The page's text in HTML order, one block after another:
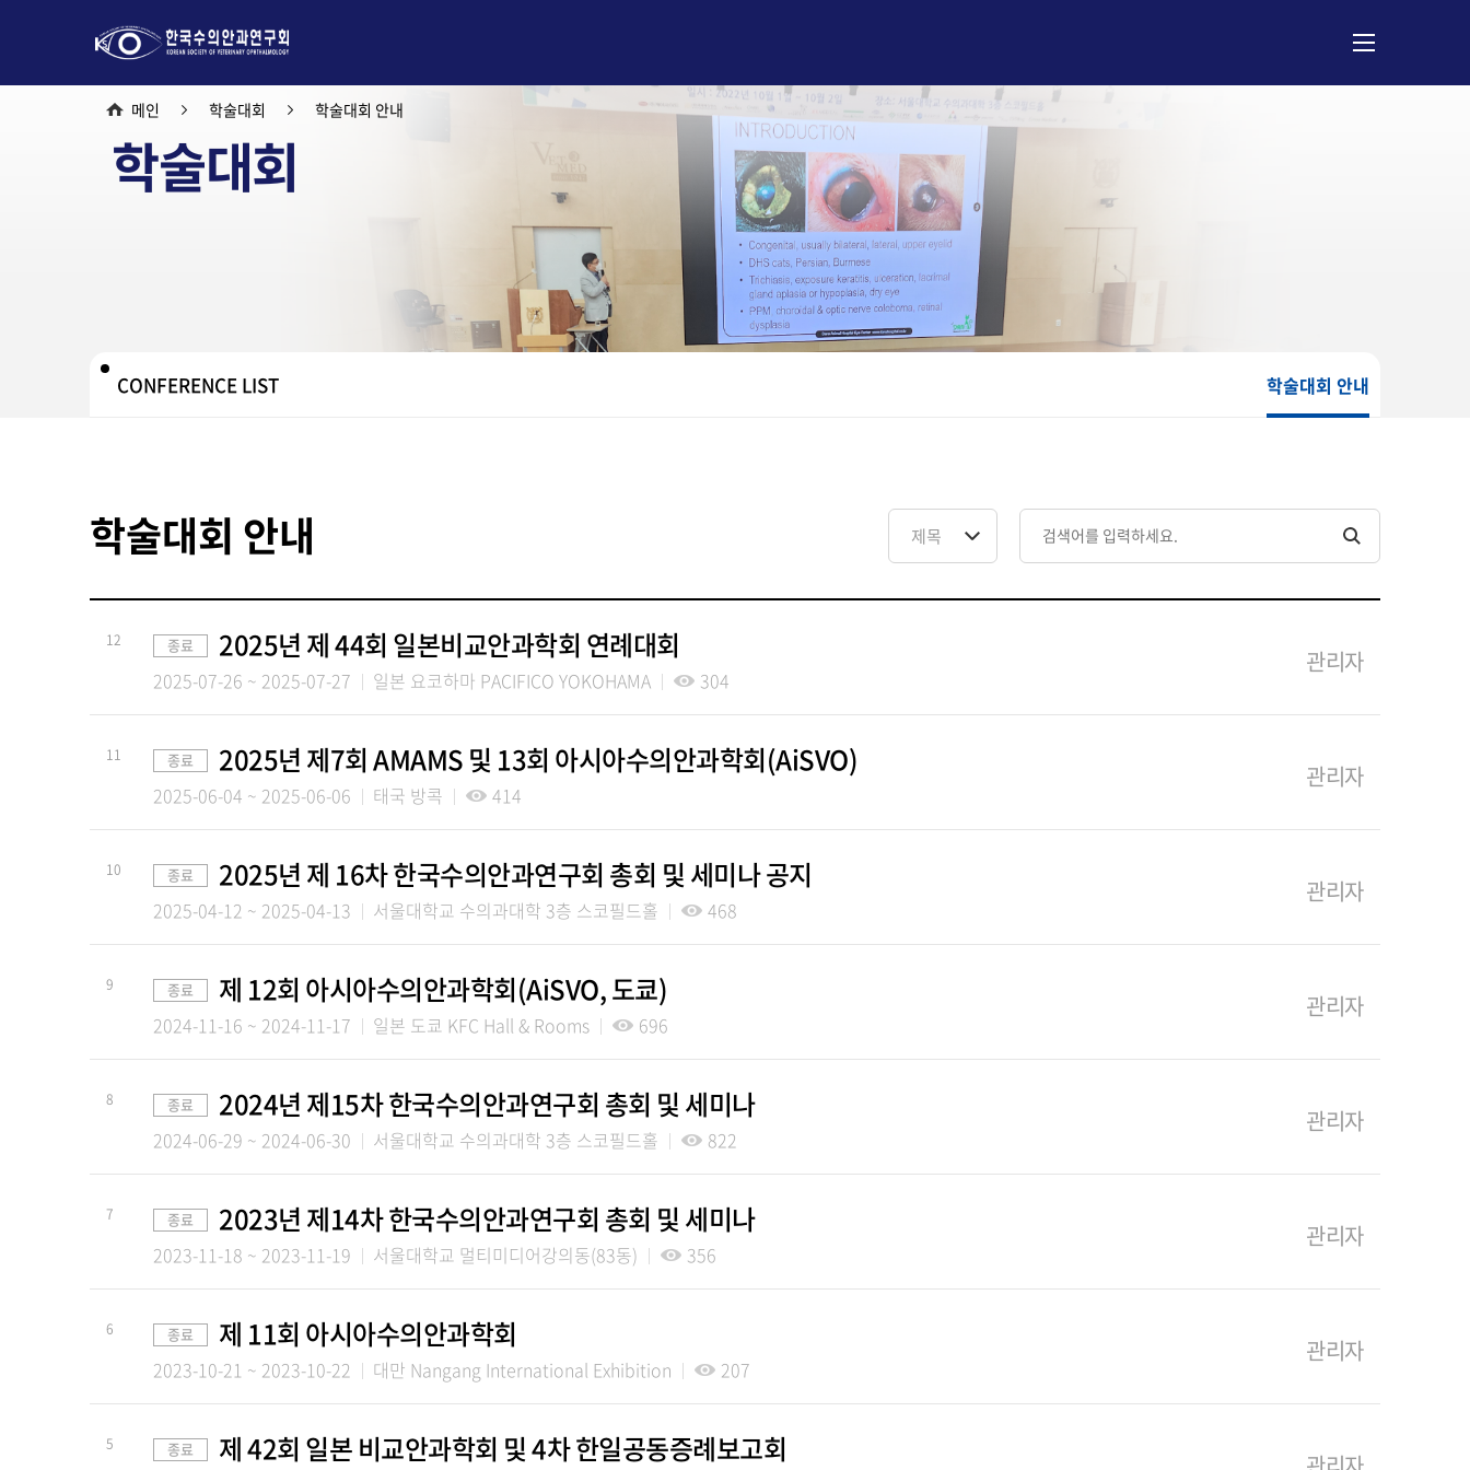
메인 학술대회 학술대회 안내
학술대회
CONFERENCE LIST 학술대회 안내
학술대회 안내
12 종료 2025년 제 44회 일본비교안과학회 연례대회
2025-07-26 ~ 2025-07-27 일본 요코하마 PACIFICO YOKOHAMA 304
관리자
11 종료 2025년 제7회 AMAMS 및 13회 아시아수의안과학회(AiSVO)
2025-06-04 ~ 2025-06-06 태국 방콕 414
관리자
10 종료 2025년 제 16차 한국수의안과연구회 총회 및 세미나 공지
2025-04-12 ~ 2025-04-13 서울대학교 수의과대학 3층 스코필드홀 468
관리자
9 종료 제 12회 아시아수의안과학회(AiSVO, 도쿄)
2024-11-16 ~ 2024-11-17 일본 도쿄 KFC Hall & Rooms 696
관리자
8 종료 2024년 제15차 한국수의안과연구회 총회 및 세미나
2024-06-29 ~ 2024-06-30 서울대학교 수의과대학 3층 스코필드홀 822
관리자
7 종료 2023년 제14차 한국수의안과연구회 총회 및 세미나
2023-11-18 ~ 2023-11-19 서울대학교 멀티미디어강의동(83동) 356
관리자
6 종료 제 11회 아시아수의안과학회
2023-10-21 ~ 2023-10-22 대만 Nangang International Exhibition 207
관리자
5 종료 제 42회 일본 비교안과학회 및 4차 한일공동증례보고회